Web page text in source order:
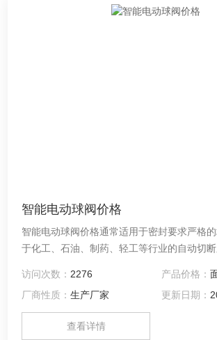
智能电动球阀价格
智能电动球阀价格通常适用于密封要求严格
于化工、石油、制药、轻工等行业的自动切断
访问次数： 2276 产品价格：
厂商性质：生产厂家 更新日期：
查看详情